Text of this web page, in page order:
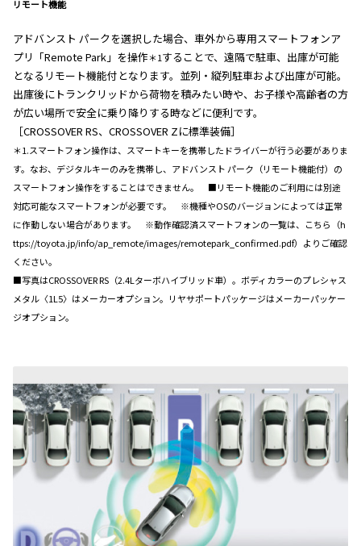
リモート機能
アドバンスト パークを選択した場合、車外から専用スマートフォンア
プリ「Remote Park」を操作＊1することで、遠隔で駐車、出庫が可能
となるリモート機能付となります。並列・縦列駐車および出庫が可能。
出庫後にトランクリッドから荷物を積みたい時や、お子様や高齢者の方
が広い場所で安全に乗り降りする時などに便利です。
［CROSSOVER RS、CROSSOVER Zに標準装備］
＊1.スマートフォン操作は、スマートキーを携帯したドライバーが行う必要がありま
す。なお、デジタルキーのみを携帯し、アドバンスト パーク（リモート機能付）の
スマートフォン操作をすることはできません。 ■リモート機能のご利用には別途
対応可能なスマートフォンが必要です。 ※機種やOSのバージョンによっては正常
に作動しない場合があります。 ※動作確認済スマートフォンの一覧は、こちら（h
ttps://toyota.jp/info/ap_remote/images/remotepark_confirmed.pdf）よりご確認
ください。
■写真はCROSSOVER RS（2.4Lターボハイブリッド車）。ボディカラーのプレシャス
メタル〈1L5〉はメーカーオプション。リヤサポートパッケージはメーカーパッケー
ジオプション。